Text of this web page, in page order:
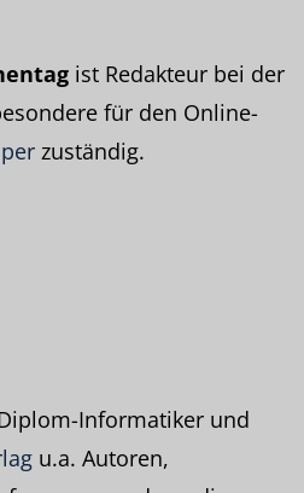
ist Redakteur bei der
für den Online-
zuständig.
Informatiker und
u.a. Autoren,